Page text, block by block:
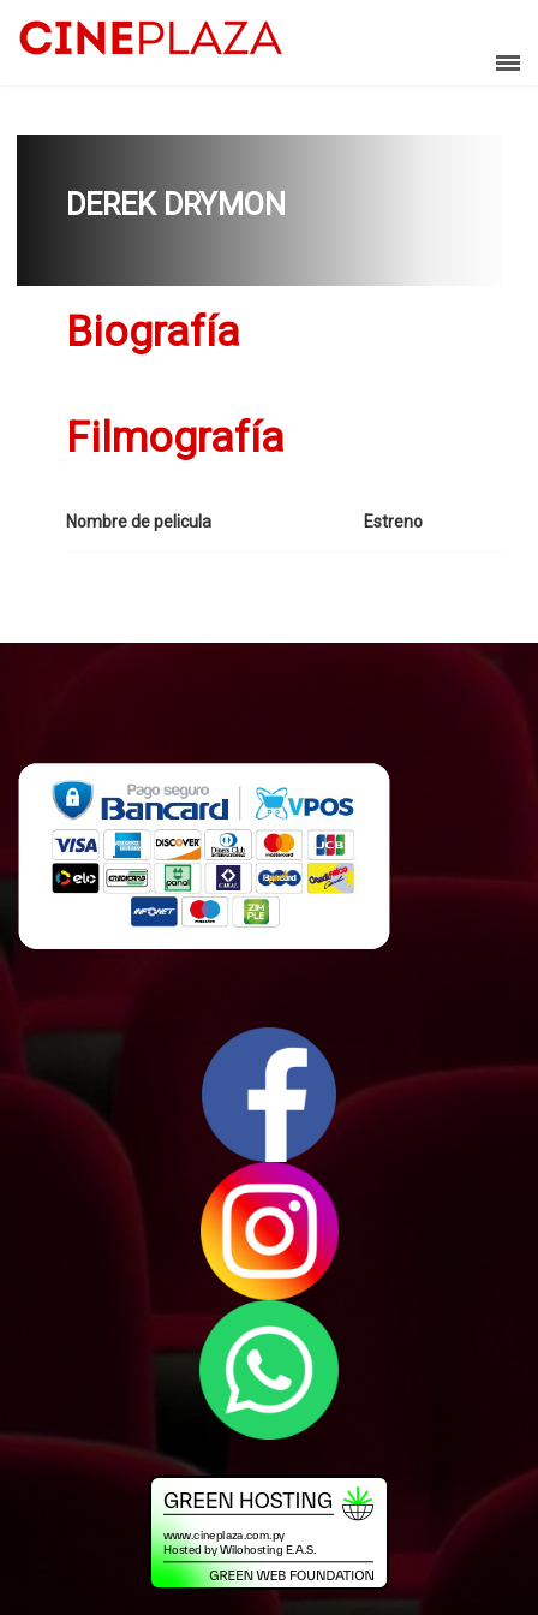
DEREK DRYMON
Biografía
Filmografía
Nombre de pelicula Estreno